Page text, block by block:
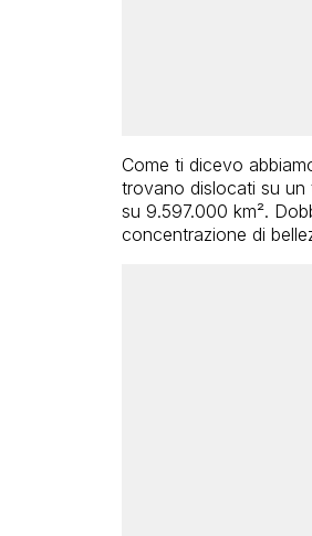
Come ti dicevo
trovano dislocati su un
su 9.597.000 km².
concentrazione di